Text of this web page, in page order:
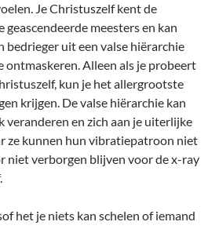
Je Christuszelf kent de
meesters en kan
bedrieger uit een valse hiërarchie
ontmaskeren. Alleen als je probeert
kun je het allergrootste
krijgen. De valse hiërarchie kan
veranderen en zich aan je uiterlijke
ze kunnen hun vibratiepatroon niet
niet verborgen blijven voor de x-ray
het je niets kan schelen of iemand